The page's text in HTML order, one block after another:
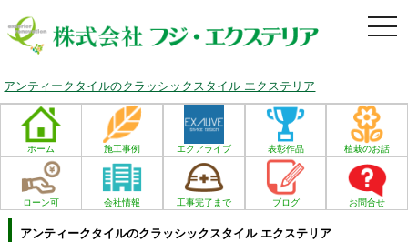
アンティークタイルのクラッシックスタイル エクステリア
ホーム 施工事例 エクアライブ 表彰作品 植栽のお話
ローン可 会社情報 工事完了まで ブログ お問合せ
アンティークタイルのクラッシックスタイル エクステリア